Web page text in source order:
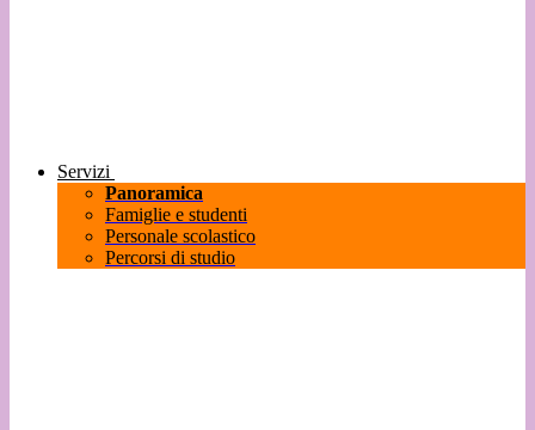
Servizi
Panoramica
Famiglie e studenti
Personale scolastico
Percorsi di studio